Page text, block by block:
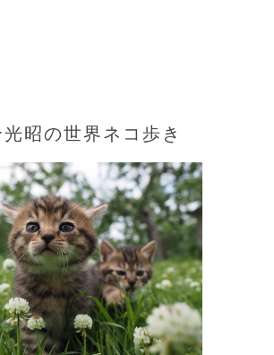
昭の世界ネコ歩き